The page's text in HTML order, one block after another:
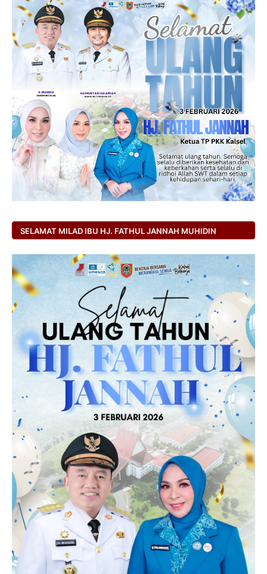
SELAMAT MILAD IBU HJ. FATHUL JANNAH MUHIDIN